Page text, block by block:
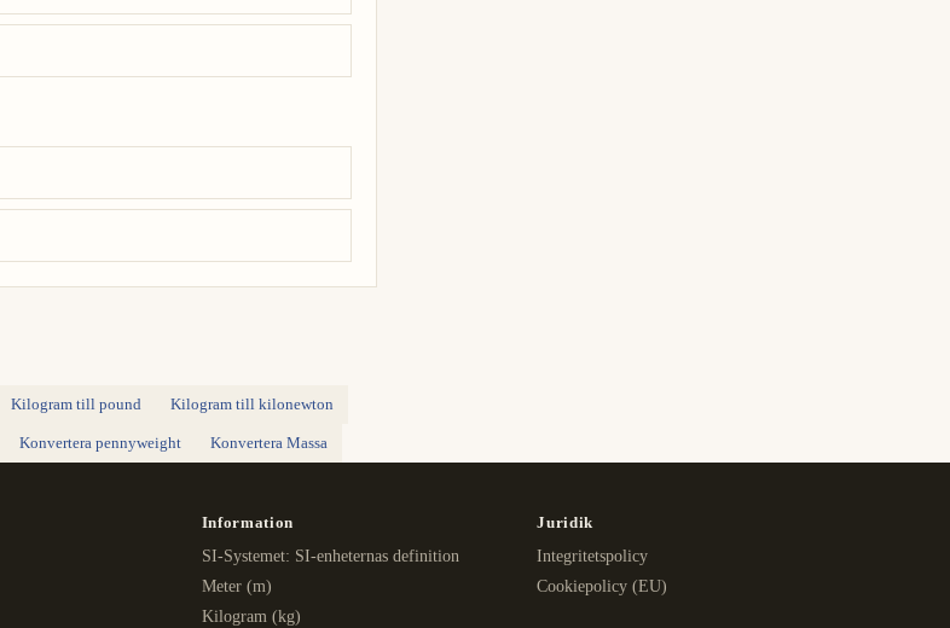
Kilogram till pound Kilogram till kilonewton
Konvertera pennyweight Konvertera Massa
Information
SI-Systemet: SI-enheternas definition
Meter (m)
Kilogram (kg)
Juridik
Integritetspolicy
Cookiepolicy (EU)